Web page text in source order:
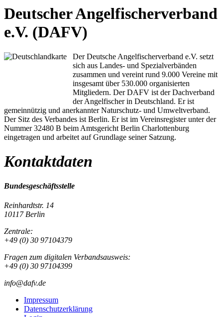
Deutscher Angelfischerverband
e.V. (DAFV)
Der Deutsche Angelfischerverband e.V. setzt
sich aus Landes- und Spezialverbänden
zusammen und vereint rund 9.000 Vereine mit
insgesamt über 530.000 organisierten
Mitgliedern. Der DAFV ist der Dachverband
der Angelfischer in Deutschland. Er ist
gemeinnützig und anerkannter Naturschutz- und Umweltverband.
Der Sitz des Verbandes ist Berlin. Er ist im Vereinsregister unter der
Nummer 32480 B beim Amtsgericht Berlin Charlottenburg
eingetragen und arbeitet auf Grundlage seiner Satzung.
Kontaktdaten
Bundesgeschäftsstelle
Reinhardtstr. 14
10117 Berlin
Zentrale:
+49 (0) 30 97104379
Fragen zum digitalen Verbandsausweis:
+49 (0) 30 97104399
info@dafv.de
Impressum
Datenschutzerklärung